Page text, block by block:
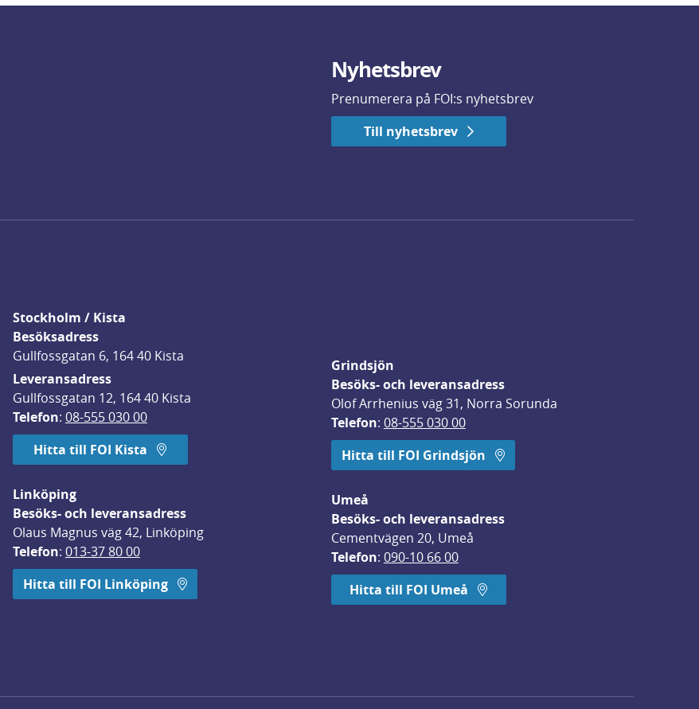
Nyhetsbrev
Prenumerera på FOI:s nyhetsbrev
Till nyhetsbrev
i nytt fönster.
Stockholm / Kista
Besöksadress
Gullfossgatan 6, 164 40 Kista
Leveransadress
Gullfossgatan 12, 164 40 Kista
Telefon: 08-555 030 00
Hitta till FOI Kista
Linköping
Besöks- och leveransadress
Olaus Magnus väg 42, Linköping
Telefon: 013-37 80 00
Hitta till FOI Linköping
Grindsjön
Besöks- och leveransadress
Olof Arrhenius väg 31, Norra Sorunda
Telefon: 08-555 030 00
Hitta till FOI Grindsjön
Umeå
Besöks- och leveransadress
Cementvägen 20, Umeå
Telefon: 090-10 66 00
Hitta till FOI Umeå